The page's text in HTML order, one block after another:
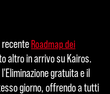
recenteRoadmap dei
altro in arrivo su Kairos.
gratuita e il
giorno, offrendo a tutti